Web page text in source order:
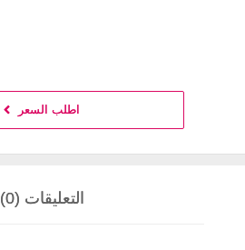
اطلب السعر
التعليقات (0)